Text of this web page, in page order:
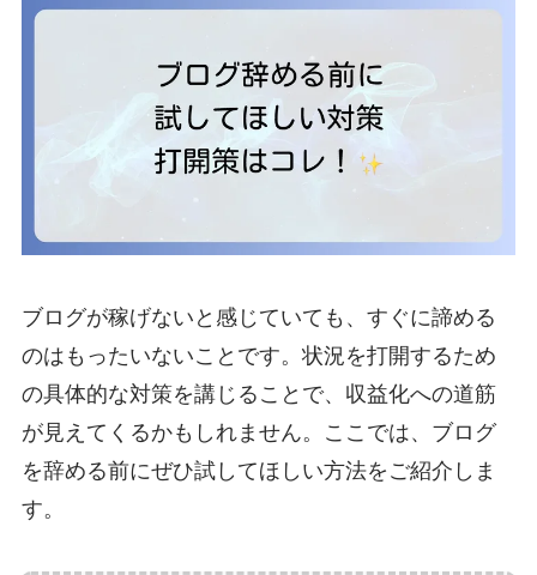
ブログが稼げないと感じていても、すぐに諦める
のはもったいないことです。状況を打開するため
の具体的な対策を講じることで、収益化への道筋
が見えてくるかもしれません。ここでは、ブログ
を辞める前にぜひ試してほしい方法をご紹介しま
す。